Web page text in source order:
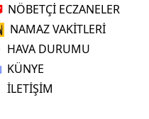
NÖBETÇİ ECZANELER
NAMAZ VAKİTLERİ
HAVA DURUMU
KÜNYE
İLETİŞİM